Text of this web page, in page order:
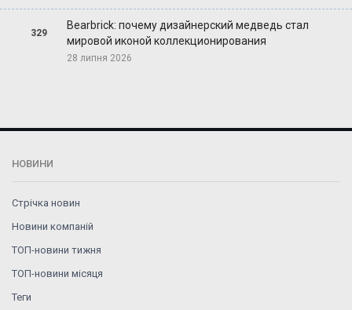
329
Bearbrick: почему дизайнерский медведь стал
мировой иконой коллекционирования
28 липня 2026
НОВИНИ
Стрічка новин
Новини компаній
ТОП-новини тижня
ТОП-новини місяця
Теги